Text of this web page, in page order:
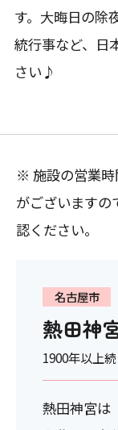
す。大晦日の除
統行事など、日
さい♪
※ 施設の営業時
がございますの
認ください。
名古屋市
熱田神
1900年以上
熱田神宮は